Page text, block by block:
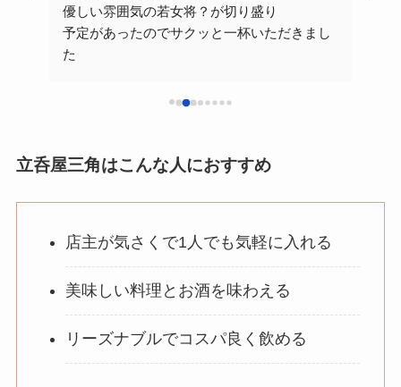
優しい雰囲気の若女将？が切り盛り
予定があったのでサクッと一杯いただきまし
た
立呑屋三角はこんな人におすすめ
店主が気さくで1人でも気軽に入れる
美味しい料理とお酒を味わえる
リーズナブルでコスパ良く飲める